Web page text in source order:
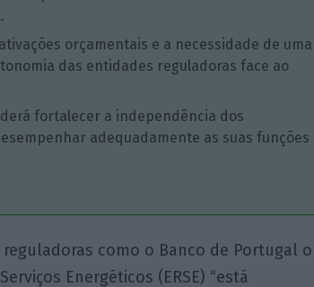
orçamentais e a necessidade de uma
das entidades reguladoras face ao
fortalecer a independência dos
adequadamente as suas funções
como o Banco de Portugal
Energéticos (ERSE) “está